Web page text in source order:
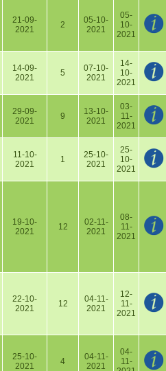
21-09-
2021
2
05-10-
2021
05-
10-
2021
14-09-
2021
5
07-10-
2021
14-
10-
2021
29-09-
2021
9
13-10-
2021
03-
11-
2021
11-10-
2021
1
25-10-
2021
25-
10-
2021
19-10-
2021
12
02-11-
2021
08-
11-
2021
22-10-
2021
12
04-11-
2021
12-
11-
2021
25-10-
2021
4
04-11-
2021
04-
11-